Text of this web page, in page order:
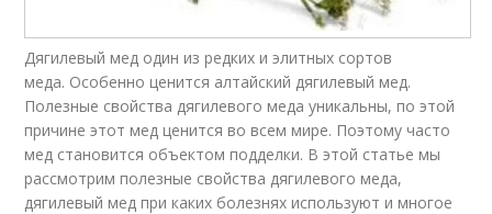
Дягилевый мед один из редких и элитных сортов
меда. Особенно ценится алтайский дягилевый мед.
Полезные свойства дягилевого меда уникальны, по этой
причине этот мед ценится во всем мире. Поэтому часто
мед становится объектом подделки. В этой статье мы
рассмотрим полезные свойства дягилевого меда,
дягилевый мед при каких болезнях используют и многое